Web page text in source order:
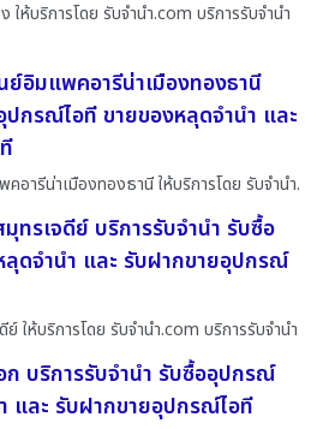
ให้บริการโดย รับจํานํา.com บริการรับจำนำ
อิมแพคอารีน่าเมืองทองธานี
ปกรณ์ไอที ขายของหลุดจำนำ และ
อารีน่าเมืองทองธานี ให้บริการโดย รับจํานํา.
ทรเจดีย์ บริการรับจำนำ รับซื้อ
ดจำนำ และ รับฝากขายอุปกรณ์
ให้บริการโดย รับจํานํา.com บริการรับจำนำ
บริการรับจำนำ รับซื้ออุปกรณ์
และ รับฝากขายอุปกรณ์ไอที